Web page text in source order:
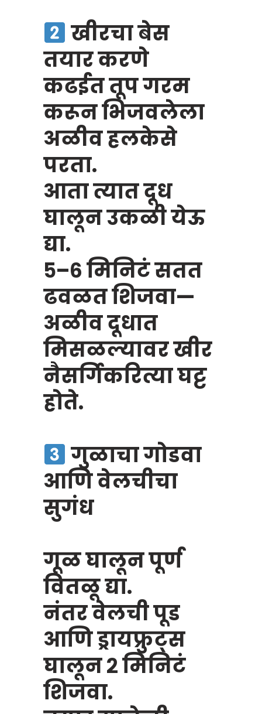
खीरचा बेस
तयार करणे
कढईत तूप गरम
करून भिजवलेला
अळीव हलकेसे
परता.
आता त्यात दूध
घालून उकळी येऊ
द्या.
५–६ मिनिटं सतत
ढवळत शिजवा—
अळीव दूधात
मिसळल्यावर खीर
नैसर्गिकरित्या घट्ट
होते.
गुळाचा गोडवा
आणि वेलचीचा
सुगंध
गूळ घालून पूर्ण
वितळू द्या.
नंतर वेलची पूड
आणि ड्रायफ्रुट्स
घालून २ मिनिटं
शिजवा.